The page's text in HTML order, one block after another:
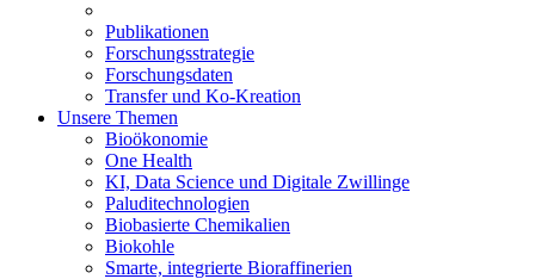
Publikationen
Forschungsstrategie
Forschungsdaten
Transfer und Ko-Kreation
Unsere Themen
Bioökonomie
One Health
KI, Data Science und Digitale Zwillinge
Paluditechnologien
Biobasierte Chemikalien
Biokohle
Smarte, integrierte Bioraffinerien